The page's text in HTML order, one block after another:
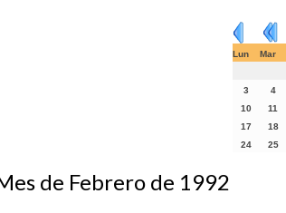
Lun Mar
3
4
10
11
17
18
24
25
de Febrero de 1992